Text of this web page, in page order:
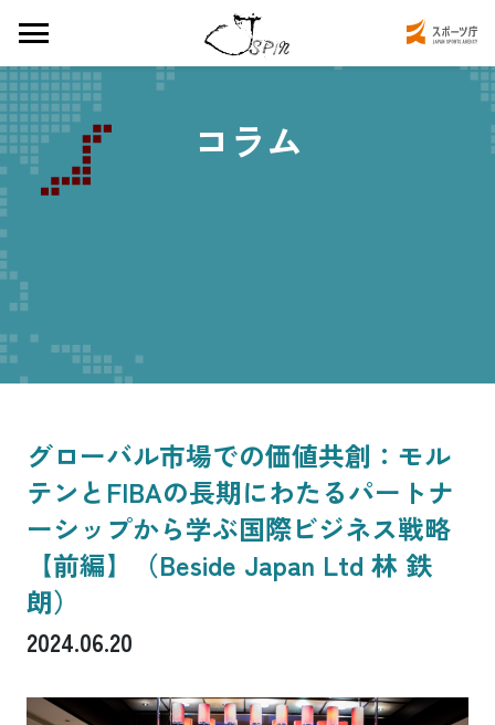
コラム
グローバル市場での価値共創：モル
テンとFIBAの長期にわたるパートナ
ーシップから学ぶ国際ビジネス戦略
【前編】（Beside Japan Ltd 林 鉄
朗）
2024.06.20